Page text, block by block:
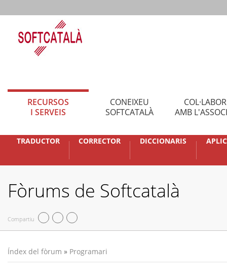
RECURSOS
I SERVEIS
CONEIXEU
SOFTCATALÀ
AMB
TRADUCTOR CORRECTOR DICCIONARIS
Fòrums de Softcatalà
Compartiu
Índex del fòrum » Programari